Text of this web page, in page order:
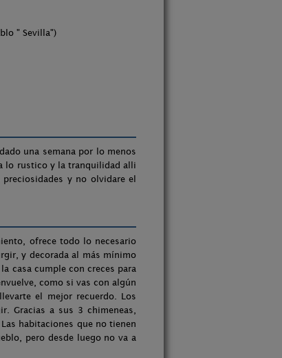
" Sevilla")
una semana por lo menos
lo rustico y la tranquilidad alli
y no olvidare el
ofrece todo lo necesario
y decorada al más mínimo
casa cumple con creces para
como si vas con algún
el mejor recuerdo. Los
Gracias a sus 3 chimeneas,
habitaciones que no tienen
pero desde luego no va a